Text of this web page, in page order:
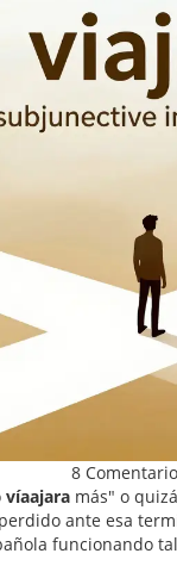
8
víaajara más" o
ante esa
funcionando